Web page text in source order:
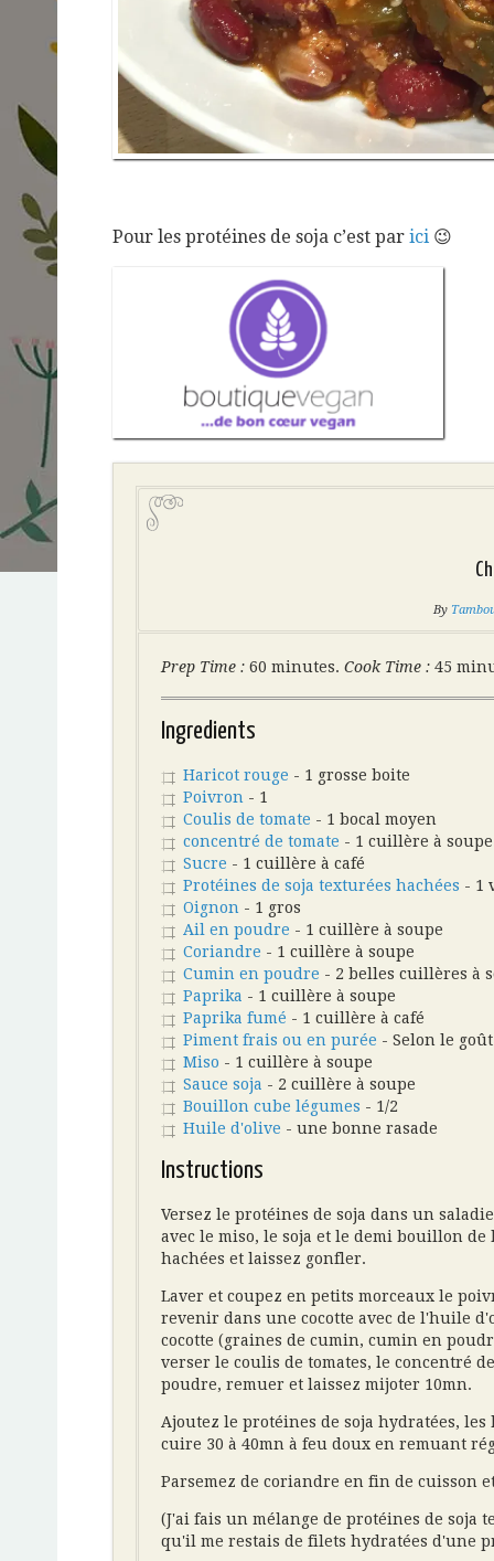
Pour les protéines de soja c’est par ici 😉
By
Prep Time : 60 minutes. Cook Time : 45
Ingredients
Haricot rouge - 1 grosse boite
Poivron - 1
Coulis de tomate - 1 bocal moyen
concentré de tomate - 1 cuillère à soupe
Sucre - 1 cuillère à café
Protéines de soja texturées hachées - 1
Oignon - 1 gros
Ail en poudre - 1 cuillère à soupe
Coriandre - 1 cuillère à soupe
Cumin en poudre - 2 belles cuillères à
Paprika - 1 cuillère à soupe
Paprika fumé - 1 cuillère à café
Piment frais ou en purée - Selon le goût
Miso - 1 cuillère à soupe
Sauce soja - 2 cuillère à soupe
Bouillon cube légumes - 1/2
Huile d'olive - une bonne rasade
Instructions
Versez le protéines de soja dans un
avec le miso, le soja et le demi bouillon
hachées et laissez gonfler.
Laver et coupez en petits morceaux le
revenir dans une cocotte avec de l'huile
cocotte (graines de cumin, cumin en
verser le coulis de tomates, le concentré
poudre, remuer et laissez mijoter 10mn.
Ajoutez le protéines de soja hydratées,
cuire 30 à 40mn à feu doux en remuant
Parsemez de coriandre en fin de cuisson
(J'ai fais un mélange de protéines de soja
qu'il me restais de filets hydratées d'une